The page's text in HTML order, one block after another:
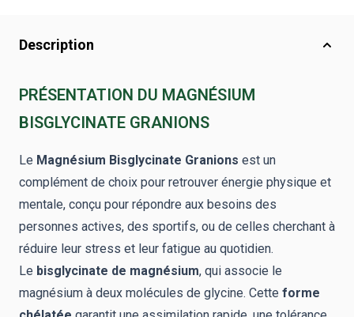
Description
PRÉSENTATION DU MAGNÉSIUM
BISGLYCINATE GRANIONS
Le Magnésium Bisglycinate Granions est un
complément de choix pour retrouver énergie physique et
mentale, conçu pour répondre aux besoins des
personnes actives, des sportifs, ou de celles cherchant à
réduire leur stress et leur fatigue au quotidien.
Le bisglycinate de magnésium, qui associe le
magnésium à deux molécules de glycine. Cette forme